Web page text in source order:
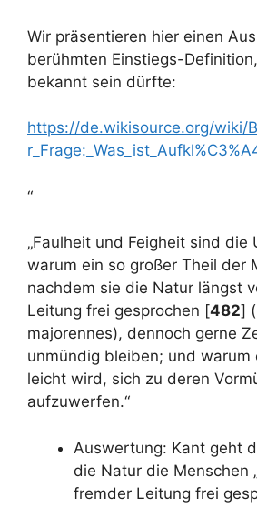
Wir präsentieren hier einen
berühmten Einstiegs-
bekannt sein dürfte:
https://de.wikisource.org/wiki/
“
„Faulheit und Feigheit sind die
warum ein so großer Theil der
nachdem sie die Natur längst
Leitung frei gesprochen [482]
majorennes), dennoch gerne
unmündig bleiben; und warum
leicht wird, sich zu deren
aufzuwerfen.“
Auswertung: Kant geht
die Natur die Menschen
fremder Leitung frei